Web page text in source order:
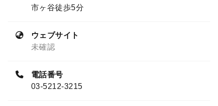
市ヶ谷徒歩5分
ウェブサイト
未確認
電話番号
03-5212-3215